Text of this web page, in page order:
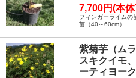
7,700円(本
フィンガーライム
苗（40～60cm）
紫菊芋（ム
スキクイモ
ーティヨー